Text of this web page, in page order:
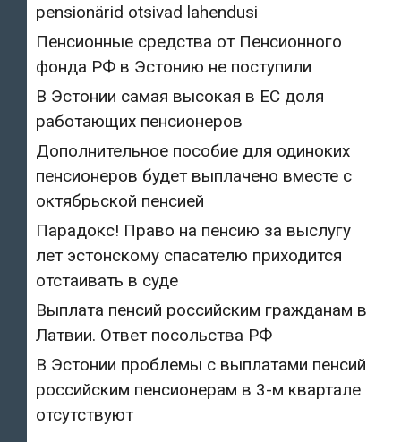
pensionärid otsivad lahendusi
Пенсионные средства от Пенсионного
фонда РФ в Эстонию не поступили
В Эстонии самая высокая в ЕС доля
работающих пенсионеров
Дополнительное пособие для одиноких
пенсионеров будет выплачено вместе с
октябрьской пенсией
Парадокс! Право на пенсию за выслугу
лет эстонскому спасателю приходится
отстаивать в суде
Выплата пенсий российским гражданам в
Латвии. Ответ посольства РФ
В Эстонии проблемы с выплатами пенсий
российским пенсионерам в 3-м квартале
отсутствуют